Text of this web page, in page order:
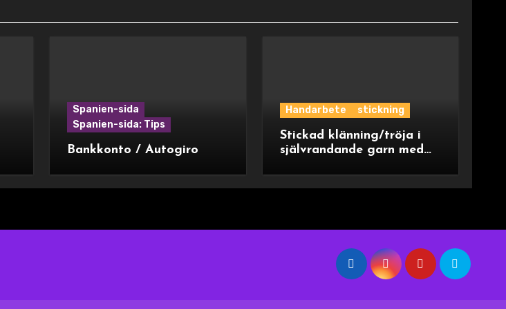
Spanien-sida
Spanien-sida: Tips
Bankkonto / Autogiro
Handarbete stickning
Stickad klänning/tröja i
självrandande garn med